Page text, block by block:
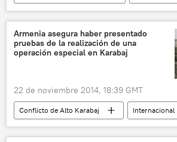
noticias
Armenia asegura haber presentado
pruebas de la realización de una
operación especial en Karabaj
22 de noviembre 2014, 18:39 GMT
Conflicto de Alto Karabaj
Internacional
noticias